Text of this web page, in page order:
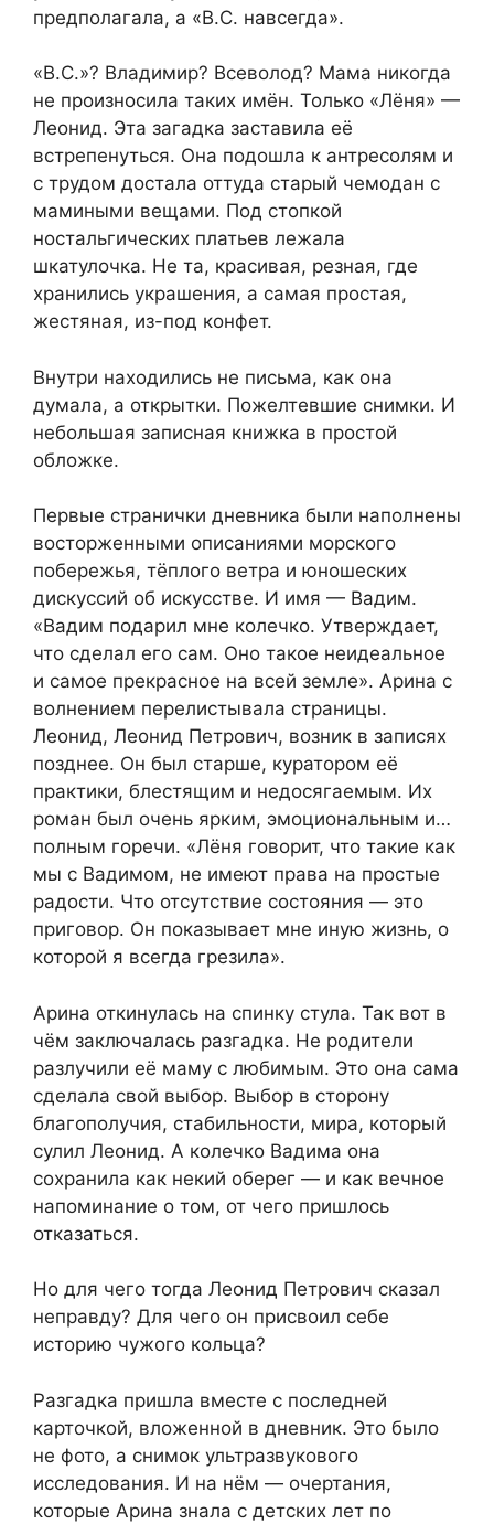
предполагала, а «В.С. навсегда».
«В.С.»? Владимир? Всеволод? Мама никогда
не произносила таких имён. Только «Лёня» —
Леонид. Эта загадка заставила её
встрепенуться. Она подошла к антресолям и
с трудом достала оттуда старый чемодан с
мамиными вещами. Под стопкой
ностальгических платьев лежала
шкатулочка. Не та, красивая, резная, где
хранились украшения, а самая простая,
жестяная, из-под конфет.
Внутри находились не письма, как она
думала, а открытки. Пожелтевшие снимки. И
небольшая записная книжка в простой
обложке.
Первые странички дневника были наполнены
восторженными описаниями морского
побережья, тёплого ветра и юношеских
дискуссий об искусстве. И имя — Вадим.
«Вадим подарил мне колечко. Утверждает,
что сделал его сам. Оно такое неидеальное
и самое прекрасное на всей земле». Арина с
волнением перелистывала страницы.
Леонид, Леонид Петрович, возник в записях
позднее. Он был старше, куратором её
практики, блестящим и недосягаемым. Их
роман был очень ярким, эмоциональным и…
полным горечи. «Лёня говорит, что такие как
мы с Вадимом, не имеют права на простые
радости. Что отсутствие состояния — это
приговор. Он показывает мне иную жизнь, о
которой я всегда грезила».
Арина откинулась на спинку стула. Так вот в
чём заключалась разгадка. Не родители
разлучили её маму с любимым. Это она сама
сделала свой выбор. Выбор в сторону
благополучия, стабильности, мира, который
сулил Леонид. А колечко Вадима она
сохранила как некий оберег — и как вечное
напоминание о том, от чего пришлось
отказаться.
Но для чего тогда Леонид Петрович сказал
неправду? Для чего он присвоил себе
историю чужого кольца?
Разгадка пришла вместе с последней
карточкой, вложенной в дневник. Это было
не фото, а снимок ультразвукового
исследования. И на нём — очертания,
которые Арина знала с детских лет по